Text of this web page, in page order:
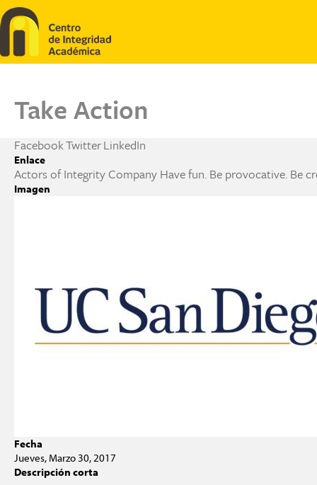
Pasar al contenido principal
Take Action
FacebookTwitterLinkedIn
Enlace
Actors of Integrity Company Have fun. Be provocative. Be
Imagen
Fecha
Jueves, Marzo 30, 2017
Descripción corta